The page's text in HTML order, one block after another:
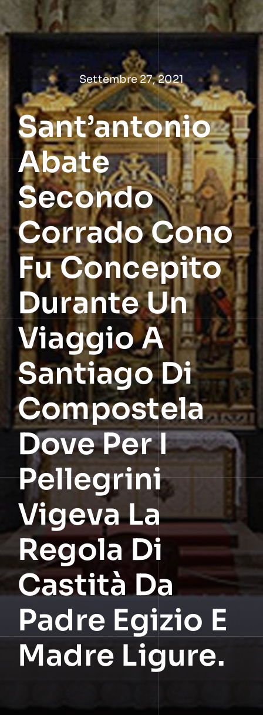
contenuto
Settembre 27, 2021
Sant’antonio
Abate
Secondo
Corrado Cono
Fu Concepito
Durante Un
Viaggio A
Santiago Di
Compostela
Dove Per I
Pellegrini
Vigeva La
Regola Di
Castità Da
Padre Egizio E
Madre Ligure.